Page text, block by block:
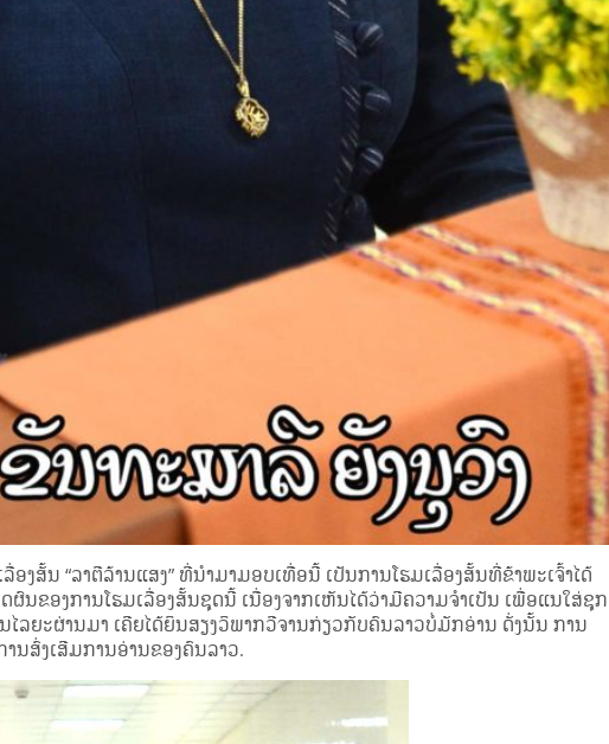
ງ​ສັ້ນ “ລ​າ​ຕີ​ລ້ານ​ແສງ” ທີ່​ນຳ​ມາມອບ​ເທື່ອນີ້ ເປັນ​ການ​ໂຮມ​ເລື່ອງ​ສັ້ນ​ທີ່​ຂ້າ​ພະ​ເຈົ້າ​ໄດ້​
ນ​ຂອງ​ການ​ໂຮມ​ເລື່ອງ​ສັ້ນຊຸດນີ້ ເນື່ອງ​ຈາກ​ເຫັນ​ໄດ້​ວ່າມີ​ຄວາມ​ຈຳ​ເປັນ ​ເພື່ອແນໃສ່​ຊຸກ​
ໄລ​ຍະ​ຜ່ານ​ມາ ເຄີຍ​ໄດ້​ຍິນ​ສຽງ​ວິ​ພາກວີ​ຈານ​ກ່ຽວ​ກັບ​ຄົນ​ລາວບໍ່​ມັກ​ອ່ານ ດັ່ງ​ນັ້ນ ​ການ​
ນ​ສົ່ງ​ເສີມ​ການ​ອ່ານ​ຂ​ອງ​ຄົນ​ລາວ.